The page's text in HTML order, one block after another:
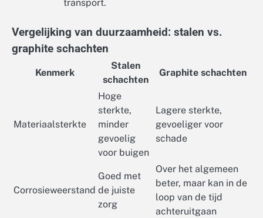
transport.
Vergelijking van duurzaamheid: stalen vs.
graphite schachten
Kenmerk
Stalen
schachten
Graphite schachten
Materiaalsterkte
Hoge
sterkte,
minder
gevoelig
voor buigen
Lagere sterkte,
gevoeliger voor
schade
Corrosieweerstand
Goed met
de juiste
zorg
Over het algemeen
beter, maar kan in de
loop van de tijd
achteruitgaan